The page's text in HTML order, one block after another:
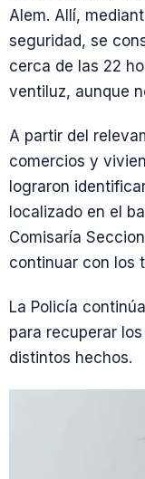
Alem. Allí,
seguridad, se
cerca de las 22
ventiluz, aunque
A partir del
comercios y
lograron
localizado en el
Comisaría
continuar con los
La Policía
para recuperar
distintos hechos.